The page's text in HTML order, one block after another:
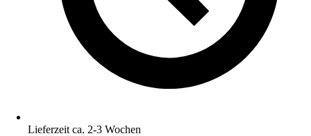
Lieferzeit ca. 2-3 Wochen